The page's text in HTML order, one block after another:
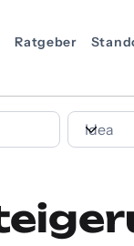
Ratgeber